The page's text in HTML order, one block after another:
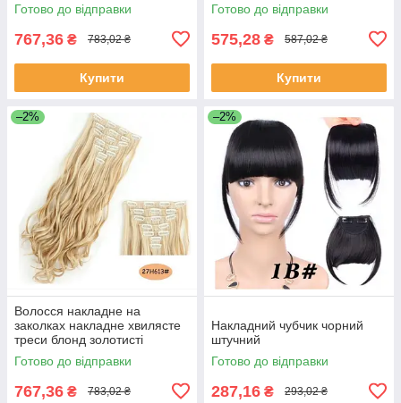
Готово до відправки
767,36 ₴ 783,02 ₴
Купити
Готово до відправки
575,28 ₴ 587,02 ₴
Купити
–2%
Волосся накладне на
заколках накладне хвилясте
треси блонд золотисті
(16ZAK-W27/613)
Готово до відправки
767,36 ₴ 783,02 ₴
–2%
Накладний чубчик чорний
штучний
Готово до відправки
287,16 ₴ 293,02 ₴